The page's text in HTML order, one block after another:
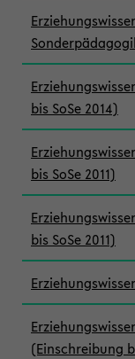
bis SoSe 2014)
bis SoSe 2011)
bis SoSe 2011)
(Einschreibung